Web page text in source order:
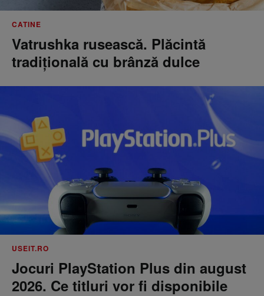
CATINE
Vatrushka rusească. Plăcintă
tradițională cu brânză dulce
USEIT.RO
Jocuri PlayStation Plus din august
2026. Ce titluri vor fi disponibile